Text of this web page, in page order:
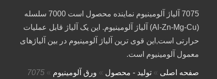
7075 آلیاژ آلومینیوم نماینده محصول است 7000 سلسله
(Al-Zn-Mg-Cu) آلیاژ آلومینیوم. این یک آلیاژ قابل عملیات
حرارتی است,این قوی ترین آلیاژ آلومینیوم در بین آلیاژهای
معمول آلومینیوم است.
صفحه اصلی »تولید - محصول » ورق آلومینیوم »
7075